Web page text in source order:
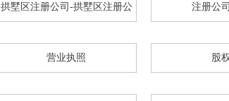
拱墅区注册公司-拱墅区注册公 注册公
营业执照 股